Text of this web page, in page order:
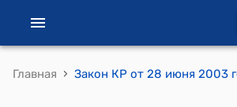
Главная ›